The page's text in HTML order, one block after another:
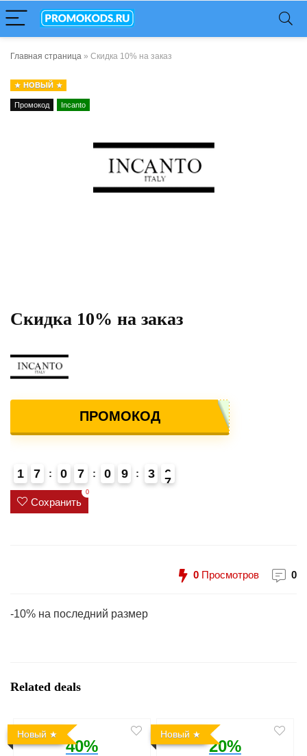
Главная страница » Скидка 10% на заказ
НОВЫЙ
Промокод Incanto
Скидка 10% на заказ
ПРОМОКОД
1
4
7 0 7 0 9 3
6
Сохранить
0
0 Просмотров 0
-10% на последний размер
Related deals
Новый
40%
Новый
20%